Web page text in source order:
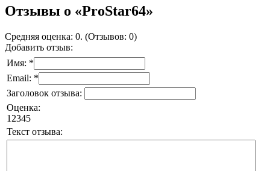
Отзывы о «ProStar64»
Средняя оценка: 0. (Отзывов: 0)
Добавить отзыв:
Имя: *
Email: *
Заголовок отзыва:
Оценка:
1 2345
Текст отзыва: